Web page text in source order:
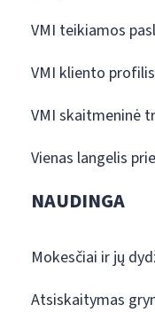
VMI teikiamos
VMI kliento profilis
VMI skaitmeninė
Vienas langelis
NAUDINGA
Mokesčiai ir jų
Atsiskaitymas